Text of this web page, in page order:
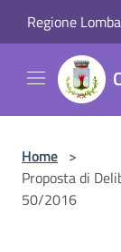
Regione
Home >
Proposta di
50/2016